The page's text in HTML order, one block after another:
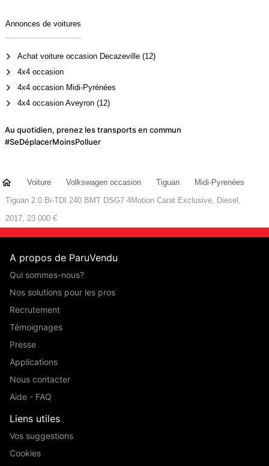
Annonces de voitures
Achat voiture occasion Decazeville (12)
4x4 occasion
4x4 occasion Midi-Pyrénées
4x4 occasion Aveyron (12)
Au quotidien, prenez les transports en commun
#SeDéplacerMoinsPolluer
Voiture Volkswagen occasion Tiguan
Midi-Pyrenées
Tiguan 2.0 Bi-TDI 240 BMT DSG7 4Motion Carat Exclusive, Diesel,
2017, 23 000 €
A propos de ParuVendu
Qui sommes-nous?
Nos solutions pour les pros
Recrutement
Témoignages
Presse
Applications
Nous contacter
Aide - FAQ
Liens utiles
Vos suggestions
Cookies